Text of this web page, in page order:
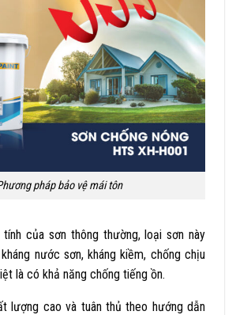
pháp bảo vệ mái tôn
của sơn thông thường, loại sơn này
nước sơn, kháng kiềm, chống chịu
là có khả năng chống tiếng ồn.
lượng cao và tuân thủ theo hướng dẫn